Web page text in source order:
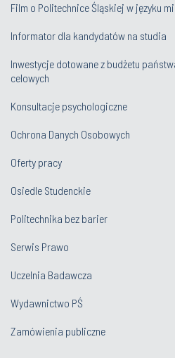
Film o Politechnice Śląskiej w języku
Informator dla kandydatów na studia
Inwestycje dotowane z budżetu
celowych
Konsultacje psychologiczne
Ochrona Danych Osobowych
Oferty pracy
Osiedle Studenckie
Politechnika bez barier
Serwis Prawo
Uczelnia Badawcza
Wydawnictwo PŚ
Zamówienia publiczne